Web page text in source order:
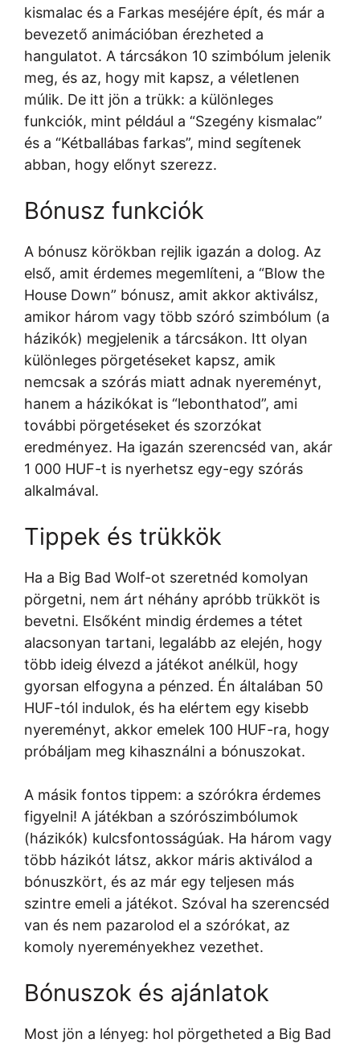
kismalac és a Farkas meséjére épít, és már a
bevezető animációban érezheted a
hangulatot. A tárcsákon 10 szimbólum jelenik
meg, és az, hogy mit kapsz, a véletlenen
múlik. De itt jön a trükk: a különleges
funkciók, mint például a “Szegény kismalac”
és a “Kétballábas farkas”, mind segítenek
abban, hogy előnyt szerezz.
Bónusz funkciók
A bónusz körökban rejlik igazán a dolog. Az
első, amit érdemes megemlíteni, a “Blow the
House Down” bónusz, amit akkor aktiválsz,
amikor három vagy több szóró szimbólum (a
házikók) megjelenik a tárcsákon. Itt olyan
különleges pörgetéseket kapsz, amik
nemcsak a szórás miatt adnak nyereményt,
hanem a házikókat is “lebonthatod”, ami
további pörgetéseket és szorzókat
eredményez. Ha igazán szerencséd van, akár
1 000 HUF-t is nyerhetsz egy-egy szórás
alkalmával.
Tippek és trükkök
Ha a Big Bad Wolf-ot szeretnéd komolyan
pörgetni, nem árt néhány apróbb trükköt is
bevetni. Elsőként mindig érdemes a tétet
alacsonyan tartani, legalább az elején, hogy
több ideig élvezd a játékot anélkül, hogy
gyorsan elfogyna a pénzed. Én általában 50
HUF-tól indulok, és ha elértem egy kisebb
nyereményt, akkor emelek 100 HUF-ra, hogy
próbáljam meg kihasználni a bónuszokat.
A másik fontos tippem: a szórókra érdemes
figyelni! A játékban a szórószimbólumok
(házikók) kulcsfontosságúak. Ha három vagy
több házikót látsz, akkor máris aktiválod a
bónuszkört, és az már egy teljesen más
szintre emeli a játékot. Szóval ha szerencséd
van és nem pazarolod el a szórókat, az
komoly nyereményekhez vezethet.
Bónuszok és ajánlatok
Most jön a lényeg: hol pörgetheted a Big Bad